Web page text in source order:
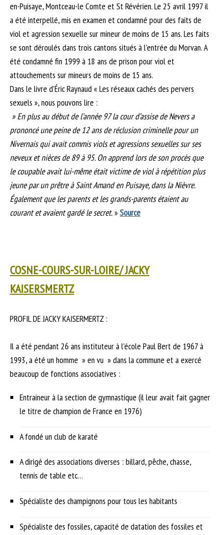
en-Puisaye, Montceau-le Comte et St Révérien. Le 25 avril 1997 il
a été interpellé, mis en examen et condamné pour des faits de
viol et agression sexuelle sur mineur de moins de 15 ans. Les faits
se sont déroulés dans trois cantons situés à l’entrée du Morvan. A
été condamné fin 1999 à 18 ans de prison pour viol et
attouchements sur mineurs de moins de 15 ans.
Dans le livre d’Éric Raynaud « Les réseaux cachés des pervers
sexuels », nous pouvons lire :
» En plus au début de l’année 97 la cour d’assise de Nevers a
prononcé une peine de 12 ans de réclusion criminelle pour un
Nivernais qui avait commis viols et agressions sexuelles sur ses
neveux et nièces de 89 à 95. On apprend lors de son procès que
le coupable avait lui-même était victime de viol à répétition plus
jeune par un prêtre à Saint Amand en Puisaye, dans la Nièvre.
Également que les parents et les grands-parents étaient au
courant et avaient gardé le secret.»Source
COSNE-COURS-SUR-LOIRE/ JACKY
KAISERSMERTZ
PROFIL DE JACKY KAISERMERTZ :
Il a été pendant 26 ans instituteur à l’école Paul Bert de 1967 à
1993, a été un homme » en vu » dans la commune et a exercé
beaucoup de fonctions associatives :
Entraineur à la section de gymnastique (il leur avait fait gagner
le titre de champion de France en 1976)
A fondé un club de karaté
A dirigé des associations diverses : billard, pêche, chasse,
tennis de table etc…
Spécialiste des champignons pour tous les habitants
Spécialiste des fossiles, capacité de datation des fossiles et